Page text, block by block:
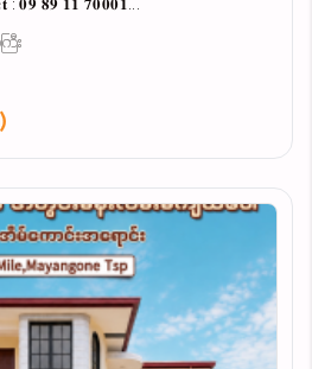
: 𝟎𝟗 𝟖𝟗 𝟏𝟏 𝟕𝟎𝟎𝟎𝟏...
း